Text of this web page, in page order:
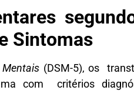
Sintomas
(DSM-5), os
com critérios